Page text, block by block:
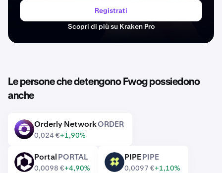
Registrati
Scopri di più su Kraken Pro
Le persone che detengono Fwog possiedono
anche
ORDER Orderly NetworkORDER
0,024 €+1,90%
PORTAL PortalPORTAL
0,0098 €+4,90%
PIPE PIPEPIPE
0,0097 €+1,10%